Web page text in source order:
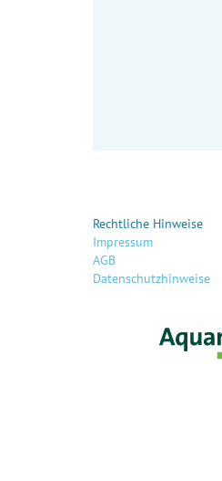
Rechtliche Hinweise
Impressum
AGB
Datenschutzhinweise